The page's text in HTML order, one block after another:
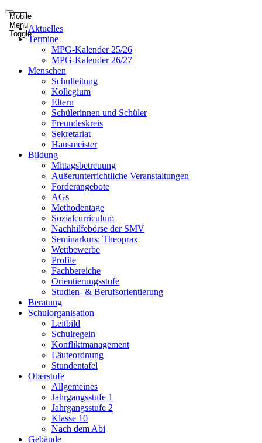
Mobile
Menu
Toggle
Aktuelles
Termine
MPG-Kalender 25/26
MPG-Kalender 26/27
Menschen
Schulleitung
Kollegium
Eltern
Schülerinnen und Schüler
Freundeskreis
Sekretariat
Hausmeister
Bildung
Mittagsbetreuung
Außerunterrichtliche Veranstaltungen
Förderangebote
AGs
Methodentage
Sozialcurriculum
Nachhilfebörse der SMV
Seminarkurs: Theoprax
Wettbewerbe
Profile
Fachbereiche
Orientierungsstufe
Studien- & Berufsorientierung
Beratung
Schulorganisation
Leitbild
Schulregeln
Konfliktmanagement
Läuteordnung
Stundentafel
Oberstufe
Allgemeines
Jahrgangsstufe 1
Jahrgangsstufe 2
Klasse 10
Nach dem Abi
Gebäude